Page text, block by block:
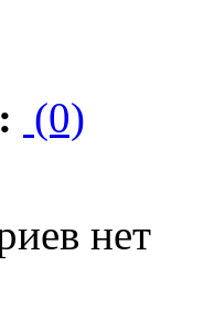
(0)
нет